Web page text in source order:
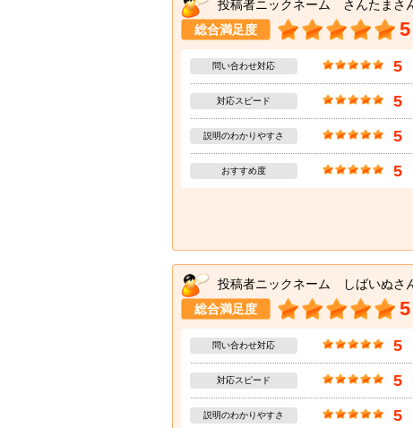
投稿者ニックネーム さんたまさ
総合満足度 5
問い合わせ対応 5
対応スピード 5
説明のわかりやすさ 5
おすすめ度 5
投稿者ニックネーム しばいぬさ
総合満足度 5
問い合わせ対応 5
対応スピード 5
説明のわかりやすさ 5